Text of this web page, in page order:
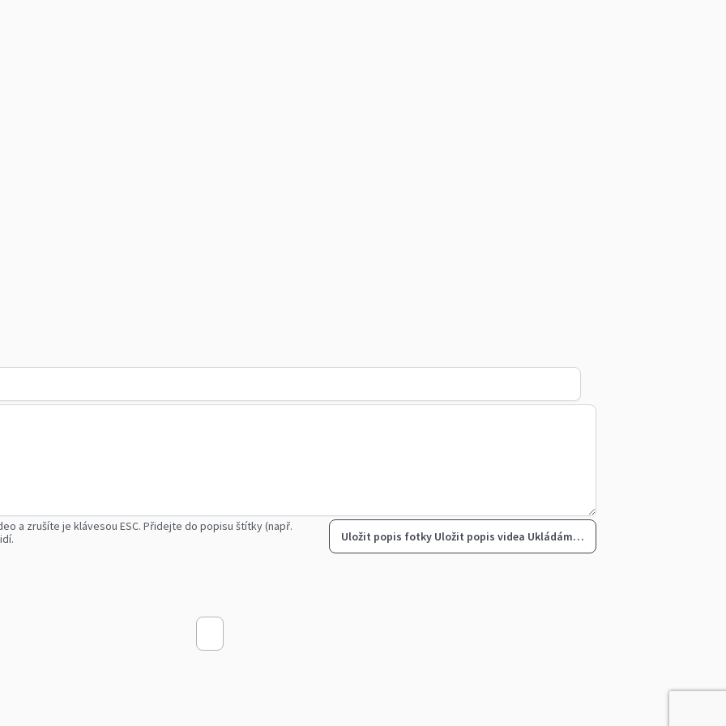
a zrušíte je klávesou ESC. Přidejte do popisu štítky (např.
Uložit popis fotky Uložit popis videa Ukládám…